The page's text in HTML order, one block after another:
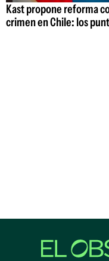
Kast propone reforma
crimen en Chile: los